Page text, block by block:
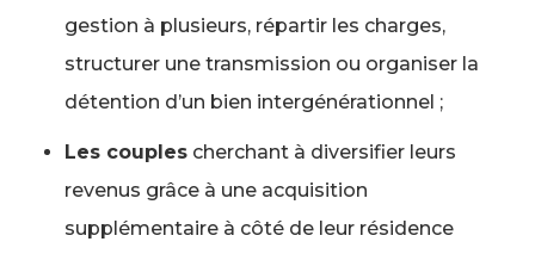
gestion à plusieurs, répartir les charges,
structurer une transmission ou organiser la
détention d’un bien intergénérationnel ;
Les couples cherchant à diversifier leurs
revenus grâce à une acquisition
supplémentaire à côté de leur résidence